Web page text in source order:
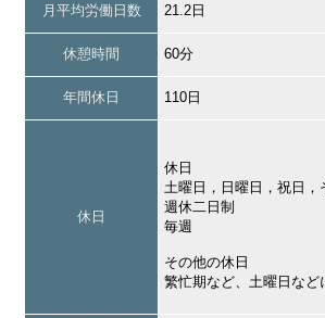
月平均労働日数 21.2日
休憩時間 60分
年間休日 110日
休日
休日
土曜日，日曜日，祝日，
週休二日制
毎週
その他の休日
繁忙期など、土曜日など